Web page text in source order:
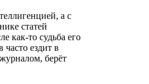
а с
статей
как-то судьба его
часто ездитв
берёт